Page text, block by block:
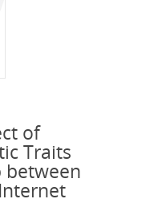
of
Traits
between